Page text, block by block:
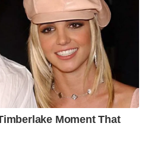
Moment That